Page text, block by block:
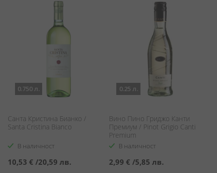
0.750 л.
Санта Кристина Бианко /
Santa Cristina Bianco
В наличност
10,53 € /20,59 лв.
0.25 л.
Вино Пино Гриджо Канти
Премиум / Pinot Grigio Canti
Premium
В наличност
2,99 € /5,85 лв.